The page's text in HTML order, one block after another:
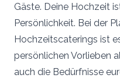
Gäste. Deine Hochzeit
Persönlichkeit. Bei der
Hochzeitscaterings ist
persönlichen Vorlieben
auch die Bedürfnisse